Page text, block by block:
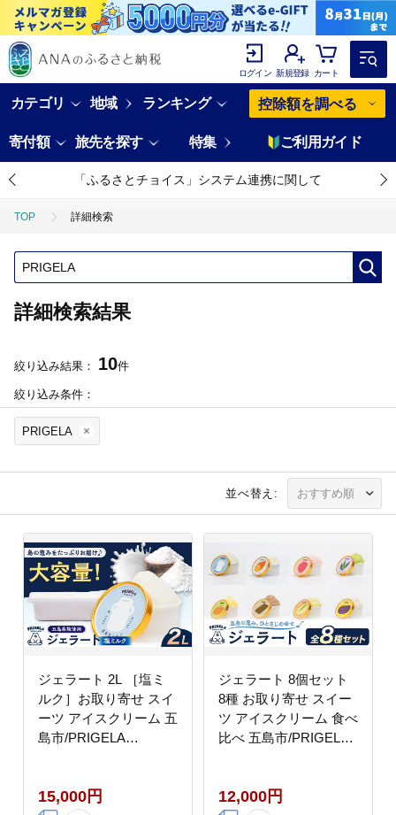
ログイン 新規登録 カート
カテゴリ 地域 ランキング 控除額を調べる
寄付額 旅先を探す 特集 ご利用ガイド
「ふるさとチョイス」システム連携に関して
TOP 詳細検索
詳細検索結果
絞り込み結果： 10件
絞り込み条件：
PRIGELA
並べ替え:
ジェラート 2L ［塩ミ
ルク］お取り寄せ スイ
ーツ アイスクリーム 五
島市/PRIGELA
15,000円
ジェラート 8個セット
8種 お取り寄せ スイー
ツ アイスクリーム 食べ
比べ 五島市/PRIGELA
12,000円